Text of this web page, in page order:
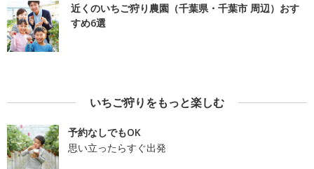
近くのいちご狩り農園（千葉県・千葉市 周辺）おす
すめ6選
いちご狩りをもっと楽しむ
予約なしでもOK
思い立ったらすぐ出発